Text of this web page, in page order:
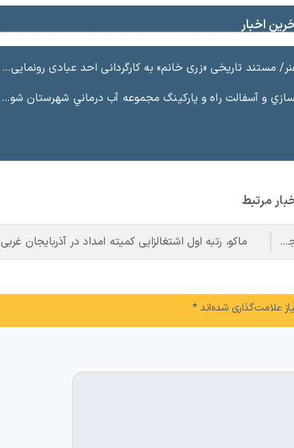
اخبار
تاریخی «زری خانم» به کارگردانی احد عبادی رونمایی شد
راه و پاركينگ مجموعه آب درماني شهرستان شوط منطقه آزاد ماكو “
مرتبط
مساعدت ۲ میلیارد ریالی سازمان منطقه آزاد ماکو برای تجهیز درمانگاه هلال احمر ماکو ماکو، رتبه اول اشتغالزایی کمیته امداد در آذربایجان غربی
علامت‌گذاری شده‌اند*